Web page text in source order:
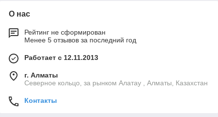
О нас
Рейтинг не сформирован
Менее 5 отзывов за последний год
Работает с 12.11.2013
г. Алматы
Северное кольцо, за рынком Алатау , Алматы, Казахстан
Контакты